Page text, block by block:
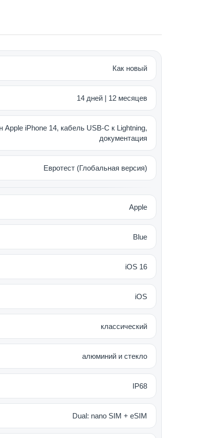
для молниеносной обработки
видео.
Датчик на 48 Мп –
– от 128 Гб до 1 Тб.
том же весе. Также получил
Оптимальный размер позволяет
на высоком уровне.
подходит для управления
смартфон идеален в
передачи цвета: True Tone, P3 и
Как новый
14 дней | 12 месяцев
Apple iPhone 14, кабель USB-C к Lightning,
документация
Евротест (Глобальная версия)
Apple
Blue
iOS 16
iOS
классический
алюминий и стекло
IP68
Dual: nano SIM + eSIM